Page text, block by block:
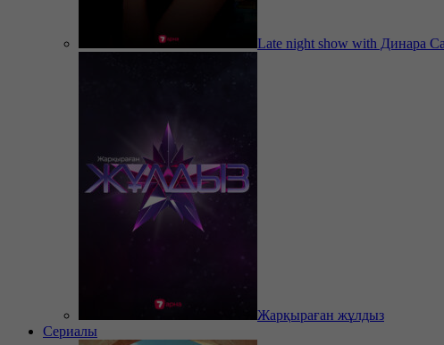
Late night show with Динара
Жарқыраған жұлдыз
Сериалы